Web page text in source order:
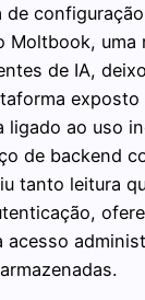
de
Moltbook, uma
de IA,
exposto
ligado ao uso
de backend
tanto leitura
acesso